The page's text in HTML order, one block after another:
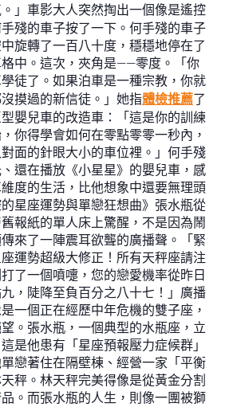
」車影大人突然掏出一個像是遙控
殘的車子按了一下。何手殘的車子
旋轉了一百八十度，穩穩地停在了
中。這次，夾角是——零度。「你
徒了。如果泊車是一種宗教，你就
摸過的新信徒。」她指體檢推薦了
嬰兒車的改造車：「這是你的訓練
你得學會如何在零點零零一秒內，
面的針眼大小的車位裡。」何手殘
還在播放《小星星》的嬰兒車，感
度的生活，比他想象中還要無理頭
星座運勢與單戀狂想曲》張水瓶從
報紙的單人床上驚醒，不是因為鬧
來了一陣震耳欲聾的廣播聲。「緊
運勢超級大修正！所有天秤座請注
了一個噴嚏，您的戀愛機率從昨日
，陡降至負百分之八十七！」廣播
一個正在經歷中年危機的雙子座，
。張水瓶，一個典型的水瓶座，立
是他患有「星座預報壓力症候群」
戀著住在隔壁棟、經營一家「平衡
秤。林天秤完美得像是從黃金分割
。而張水瓶的人生，則像一團被獅